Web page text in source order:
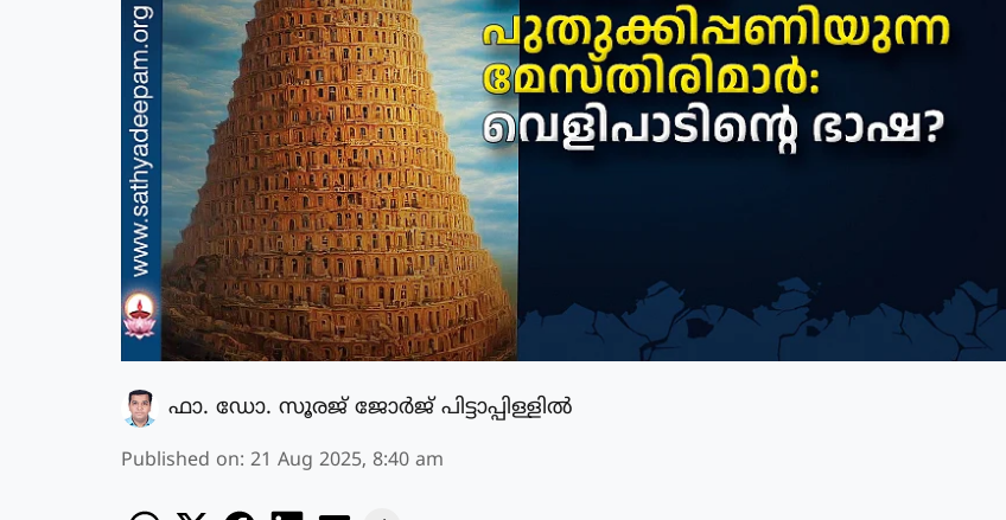
ഫാ. ഡോ. സൂരജ് ജോര്‍ജ് പിട്ടാപ്പിള്ളില്‍
Published on: 21 Aug 2025, 8:40 am